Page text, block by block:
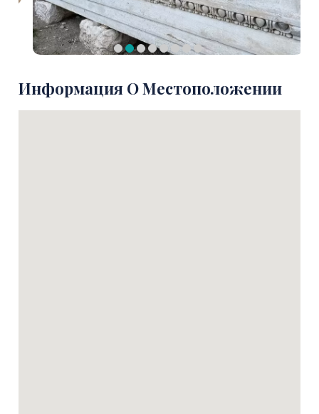
Информация О Местоположении